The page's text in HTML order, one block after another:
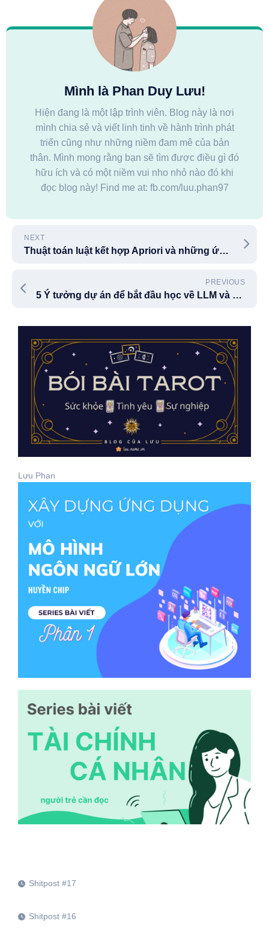
Mình là Phan Duy Lưu!
Hiện đang là một lập trình viên. Blog này là nơi
mình chia sẻ và viết linh tinh về hành trình phát
triển cũng như những niềm đam mê của bản
thân. Mình mong rằng bạn sẽ tìm được điều gì đó
hữu ích và có một niềm vui nho nhỏ nào đó khi
đọc blog này! Find me at: fb.com/luu.phan97
NEXT
Thuật toán luật kết hợp Apriori và những ứng dụng
PREVIOUS
5 Ý tưởng dự án để bắt đầu học về LLM và RAG
Lưu Phan
Shitpost #17
Shitpost #16